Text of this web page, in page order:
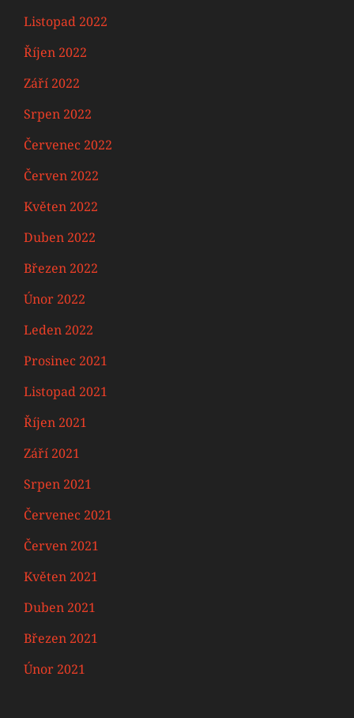
Listopad 2022
Říjen 2022
Září 2022
Srpen 2022
Červenec 2022
Červen 2022
Květen 2022
Duben 2022
Březen 2022
Únor 2022
Leden 2022
Prosinec 2021
Listopad 2021
Říjen 2021
Září 2021
Srpen 2021
Červenec 2021
Červen 2021
Květen 2021
Duben 2021
Březen 2021
Únor 2021